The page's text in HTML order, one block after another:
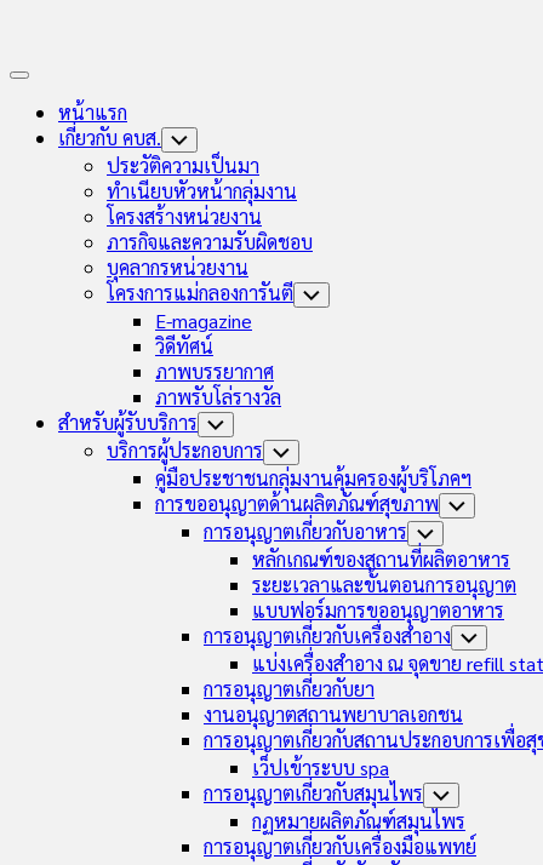
Expand
หน้าแรก
เกี่ยวกับ คบส. Toggle
Child
Menu
ประวัติความเป็นมา
ทำเนียบหัวหน้ากลุ่มงาน
โครงสร้างหน่วยงาน
ภารกิจและความรับผิดชอบ
บุคลากรหน่วยงาน
โครงการแม่กลองการันตี Toggle
E-magazine
วิดีทัศน์
ภาพบรรยากาศ
ภาพรับโล่รางวัล
สำหรับผู้รับบริการ Toggle
Child
Menu
บริการผู้ประกอบการ Toggle
Child
Menu
คู่มือประชาชนกลุ่มงานคุ้มครองผู้บริโภคฯ
การขออนุญาตด้านผลิตภัณฑ์สุขภาพ Toggle
การอนุญาตเกี่ยวกับอาหาร Toggle
Child
Menu
หลักเกณฑ์ของสถานที่ผลิตอาหาร
ระยะเวลาและขั้นตอนการอนุญาต
แบบฟอร์มการขออนุญาตอาหาร
การอนุญาตเกี่ยวกับเครื่องสำอาง Toggle
Child
Menu
แบ่งเครื่องสำอาง ณ จุดขาย refill
การอนุญาตเกี่ยวกับยา
งานอนุญาตสถานพยาบาลเอกชน
การอนุญาตเกี่ยวกับสถานประกอบการเพื่อ
เว็ปเข้าระบบ spa
การอนุญาตเกี่ยวกับสมุนไพร Toggle
Child
Menu
กฏหมายผลิตภัณฑ์สมุนไพร
การอนุญาตเกี่ยวกับเครื่องมือแพทย์